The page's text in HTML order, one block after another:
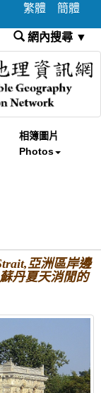
繁體 簡體
網內搜尋 ▼
相簿圖片
Photos
亞洲區岸邊
丹夏天消閒的